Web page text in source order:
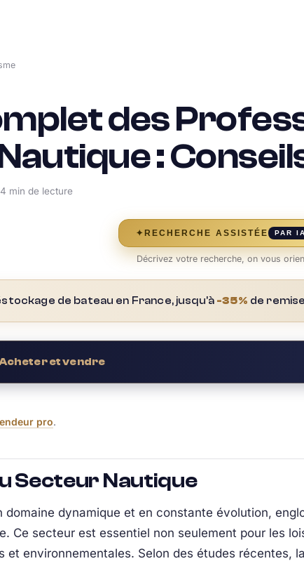
des
:
min de lecture
✦ RECHERCHE ASSISTÉE PAR IA
Décrivez votre recherche, on vous
de bateau en France, jusqu'à -35% de remise
et vendre
pro.
Secteur Nautique
domaine dynamique et en constante évolution,
Ce secteur est essentiel non seulement pour les
et environnementales. Selon des études récentes,